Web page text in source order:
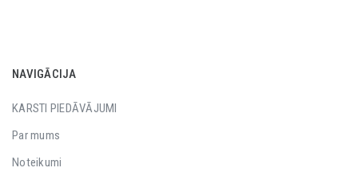
NAVIGĀCIJA
KARSTI PIEDĀVĀJUMI
Par mums
Noteikumi